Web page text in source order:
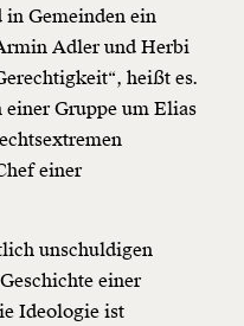
in Gemeinden ein
Adler und Herbi
heißt es.
einer Gruppe um Elias
einer
unschuldigen
einer
Ideologie ist